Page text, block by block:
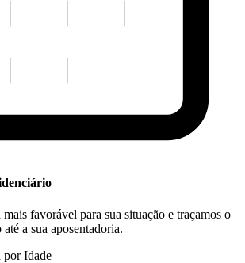
favorável para sua situação e traçamos o
a sua aposentadoria.
por Idade